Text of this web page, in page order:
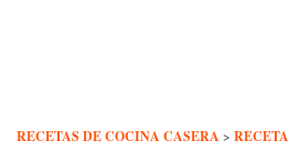
RECETAS DE COCINA CASERA >